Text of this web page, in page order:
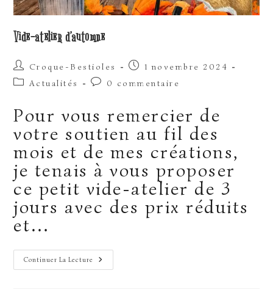
Vide-atelier d’automne
Auteur/autrice
de
Croque-Bestioles
Publication
publiée :
1 novembre 2024
PostActualités
Commentaires
publication :
0 commentaire
Pour vous remercier de
votre soutien au fil des
mois et de mes créations,
je tenais à vous proposer
ce petit vide-atelier de 3
jours avec des prix réduits
et…
Continuer La Lecture
Vide-
Atelier